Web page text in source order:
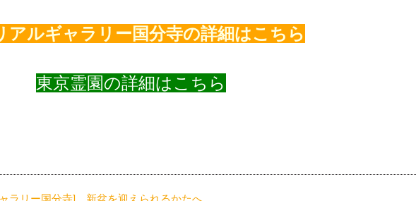
アルギャラリー国分寺の詳細はこちら
東京霊園の詳細はこちら
ラリー国分寺] 新盆を迎えられるかたへ